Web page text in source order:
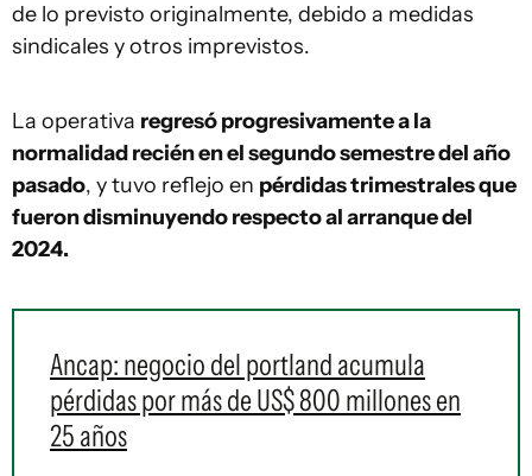
de lo previsto originalmente, debido a medidas
sindicales y otros imprevistos.
La operativa regresó progresivamente a la
normalidad recién en el segundo semestre del año
pasado, y tuvo reflejo en pérdidas trimestrales que
fueron disminuyendo respecto al arranque del
2024.
Ancap: negocio del portland acumula
pérdidas por más de US$ 800 millones en
25 años